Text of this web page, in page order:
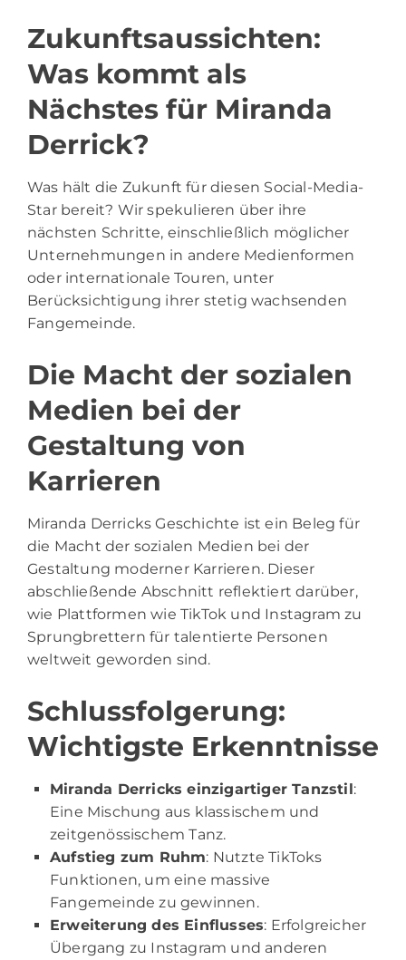
Zukunftsaussichten:
Was kommt als
Nächstes für Miranda
Derrick?
Was hält die Zukunft für diesen Social-Media-
Star bereit? Wir spekulieren über ihre
nächsten Schritte, einschließlich möglicher
Unternehmungen in andere Medienformen
oder internationale Touren, unter
Berücksichtigung ihrer stetig wachsenden
Fangemeinde.
Die Macht der sozialen
Medien bei der
Gestaltung von
Karrieren
Miranda Derricks Geschichte ist ein Beleg für
die Macht der sozialen Medien bei der
Gestaltung moderner Karrieren. Dieser
abschließende Abschnitt reflektiert darüber,
wie Plattformen wie TikTok und Instagram zu
Sprungbrettern für talentierte Personen
weltweit geworden sind.
Schlussfolgerung:
Wichtigste Erkenntnisse
Miranda Derricks einzigartiger Tanzstil:
Eine Mischung aus klassischem und
zeitgenössischem Tanz.
Aufstieg zum Ruhm: Nutzte TikToks
Funktionen, um eine massive
Fangemeinde zu gewinnen.
Erweiterung des Einflusses: Erfolgreicher
Übergang zu Instagram und anderen